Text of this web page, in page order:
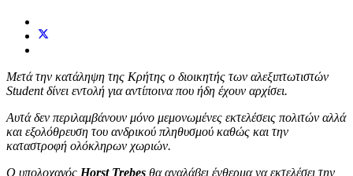
Μετά την κατάληψη της Κρήτης ο διοικητής των αλεξιπτωτιστών
Student δίνει εντολή για αντίποινα που ήδη έχουν αρχίσει.
Αυτά δεν περιλαμβάνουν μόνο μεμονωμένες εκτελέσεις πολιτών αλλά
και εξολόθρευση του ανδρικού πληθυσμού καθώς και την
καταστροφή ολόκληρων χωριών.
Ο υπολοχαγός Horst Trebes θα αναλάβει ένθερμα να εκτελέσει την